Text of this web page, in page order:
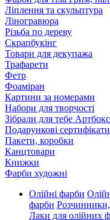
Ліплення та скульптура
Ліногравюра
Різьба по дереву
Скрапбукінг
Товари для декупажа
Трафарети
Фетр
Фоаміран
Картини за номерами
Набори для творчості
Зібрали для тебе
Подарункові сертифікати
Пакети, коробки
Канцтовари
Книжки
Фарби художні
Олійні фарби
фарби Розчинники,
Лаки для олійних